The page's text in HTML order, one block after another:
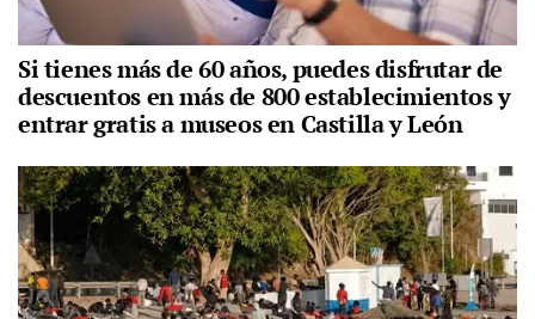
Si tienes más de 60 años, puedes disfrutar de
descuentos en más de 800 establecimientos y
entrar gratis a museos en Castilla y León